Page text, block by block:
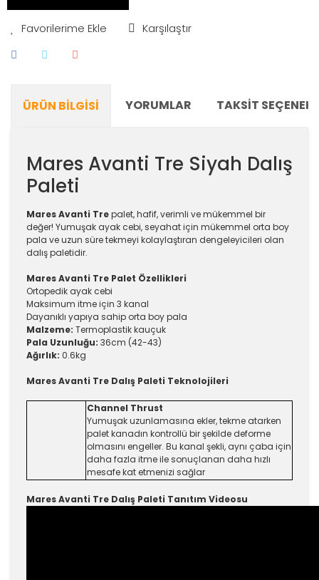
Karşılaştır
ÜRÜN BILGISI YORUMLAR TAKSIT
Mares Avanti Tre Siyah Dalış
Paleti
Mares Avanti Trepalet, hafif, verimli ve mükemmel bir
değer! Yumuşak ayak cebi, seyahat için mükemmel orta boy
pala ve uzun süre tekmeyi kolaylaştıran dengeleyicileri olan
dalış paletidir.
Mares Avanti Tre Palet Özellikleri
Ortopedik ayak cebi
Maksimum itme için 3 kanal
Dayanıklı yapıya sahip orta boy pala
Malzeme: Termoplastik kauçuk
Pala Uzunluğu: 36cm (42-43)
Ağırlık: 0.6kg
Mares Avanti Tre Dalış Paleti Teknolojileri
Channel Thrust
Yumuşak uzunlamasına ekler, tekme atarken
palet kanadın kontrollü bir şekilde deforme
olmasını engeller. Bu kanal şekli, aynı çaba için
daha fazla itme ile sonuçlanan daha hızlı
mesafe kat etmenizi sağlar
Mares Avanti Tre Dalış Paleti Tanıtım Videosu